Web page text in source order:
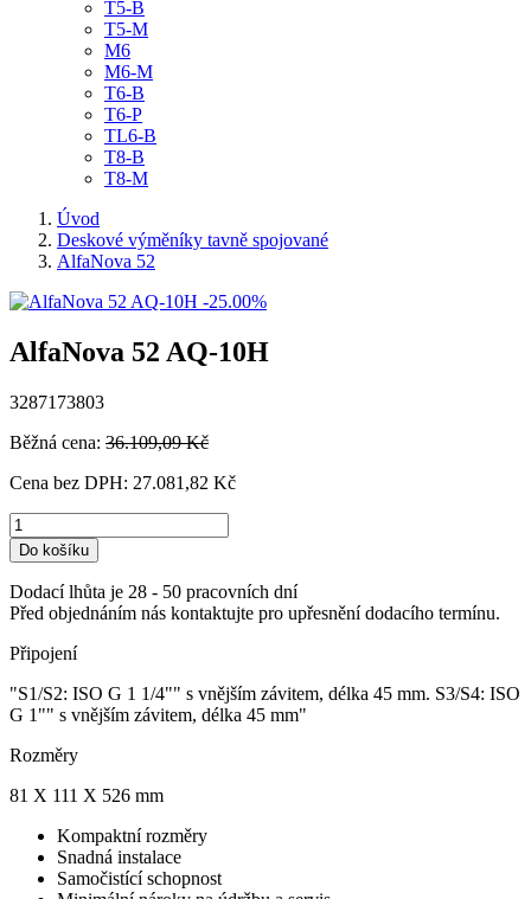
T5-B
T5-M
M6
M6-M
T6-B
T6-P
TL6-B
T8-B
T8-M
Úvod
Deskové výměníky tavně spojované
AlfaNova 52
-25.00%
AlfaNova 52 AQ-10H
3287173803
Běžná cena: 36.109,09 Kč
Cena bez DPH: 27.081,82 Kč
Do košíku
Dodací lhůta je 28 - 50 pracovních dní
Před objednáním nás kontaktujte pro upřesnění dodacího termínu.
Připojení
"S1/S2: ISO G 1 1/4"" s vnějším závitem, délka 45 mm. S3/S4: ISO
G 1"" s vnějším závitem, délka 45 mm"
Rozměry
81 X 111 X 526 mm
Kompaktní rozměry
Snadná instalace
Samočistící schopnost